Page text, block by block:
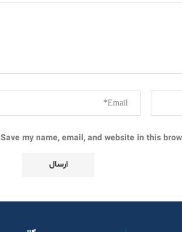
Save my name, email, and website in this